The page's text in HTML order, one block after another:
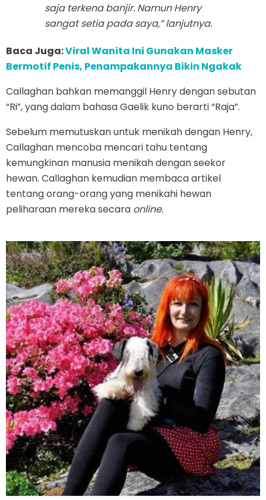
saja terkena banjir. Namun Henry
sangat setia pada saya,” lanjutnya.
Baca Juga:Viral Wanita Ini Gunakan Masker
Bermotif Penis, Penampakannya Bikin Ngakak
Callaghan bahkan memanggil Henry dengan sebutan
“Ri”, yang dalam bahasa Gaelik kuno berarti “Raja”.
Sebelum memutuskan untuk menikah dengan Henry,
Callaghan mencoba mencari tahu tentang
kemungkinan manusia menikah dengan seekor
hewan. Callaghan kemudian membaca artikel
tentang orang-orang yang menikahi hewan
peliharaan mereka secara online.